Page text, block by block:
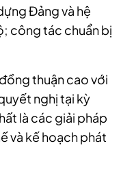
Đảng và hệ
công tác chuẩn bị
thuận cao với
nghị tại kỳ
là các giải pháp
và kế hoạch phát